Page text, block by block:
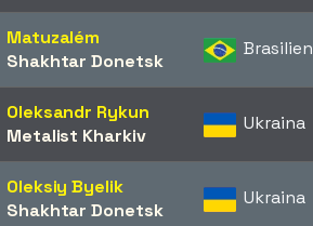
Matuzalém
Shakhtar Donetsk
Brasilien
Oleksandr Rykun
Metalist Kharkiv
Ukraina
Oleksiy Byelik
Shakhtar Donetsk
Ukraina